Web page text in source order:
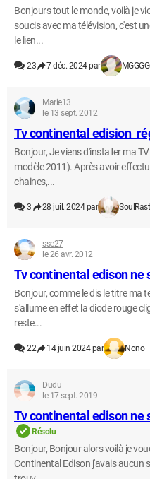
Bonjours tout le monde, voilà je
soucis avec ma télévision, c'est
le lien...
23 7 déc. 2024 par
Marie13
le 13 sept. 2012
Tv continental
Bonjour, Je viens d'installer ma
modèle 2011). Après avoir
chaines,...
3 28 juil. 2024 par
sse27
le 26 avr. 2012
Tv continental edison ne
Bonjour, comme le dis le titre ma
s'allume en effet la diode rouge
reste...
22 14 juin 2024 par Nono
Dudu
le 17 sept. 2019
Tv continental edison ne
Résolu
Bonjour, Bonjour alors voilà je
Continental Edison j'avais aucun